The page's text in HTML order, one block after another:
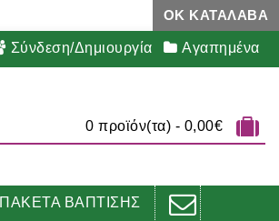
ΟΚ ΚΑΤΆΛΑΒΑ
Σύνδεση/Δημιουργία Αγαπημένα
0 προϊόν(τα) - 0,00€
ΠΑΚΕΤΑ ΒΑΠΤΙΣΗΣ